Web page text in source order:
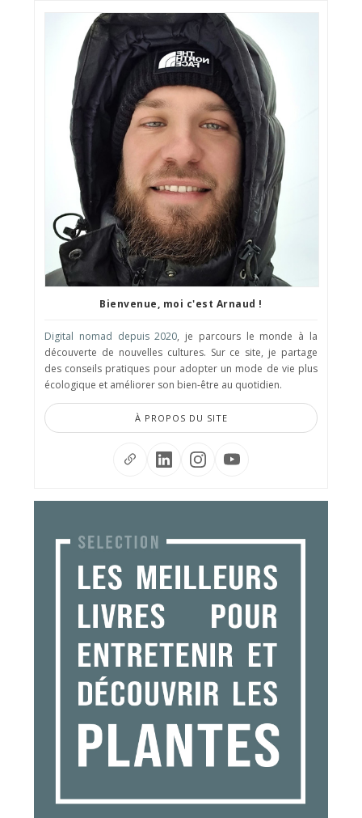
Bienvenue, moi c'est Arnaud !
Digital nomad depuis 2020, je parcours le monde à la
découverte de nouvelles cultures. Sur ce site, je partage
des conseils pratiques pour adopter un mode de vie plus
écologique et améliorer son bien-être au quotidien.
À PROPOS DU SITE